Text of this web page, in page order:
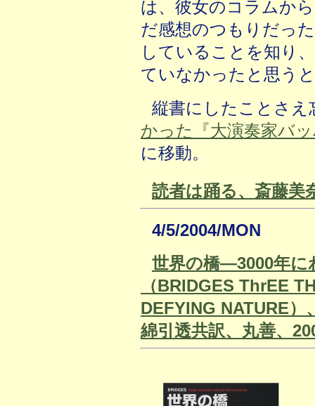
は、彼女のコラムか
だ感想のつもりだっ
していることを知り
ていなかったと思う
縦書にしたことさえ
かった『大演奏家バ
に移動。
読者は踊る、斎藤美
4/5/2004/MON
世界の橋―3000年に
（BRIDGES ThrEE
DEFYING NATURE
綿引透共訳、丸善、